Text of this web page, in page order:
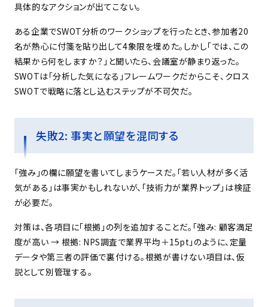
具体的なアクションが出てこない。
ある企業でSWOT分析のワークショップを行ったとき、参加者20
名が熱心に付箋を貼り出して4象限を埋めた。しかし「では、この
結果から何をしますか？」と聞いたら、会議室が静まり返った。
SWOTは「分析した気になる」フレームワークだからこそ、クロス
SWOTで戦略に落とし込むステップが不可欠だ。
失敗2: 事実と願望を混同する
「強み」の欄に願望を書いてしまうケースだ。「若い人材が多く活
気がある」は事実かもしれないが、「技術力が業界トップ」は検証
が必要だ。
対策は、各項目に「根拠」の列を追加することだ。「強み: 顧客満足
度が高い → 根拠: NPS調査で業界平均＋15pt」のように、定量
データや第三者の評価で裏付ける。根拠が書けない項目は、仮
説として別管理する。